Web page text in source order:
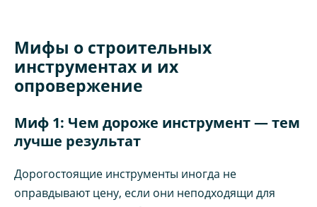
Мифы о строительных
инструментах и их
опровержение
Миф 1: Чем дороже инструмент — тем
лучше результат
Дорогостоящие инструменты иногда не
оправдывают цену, если они неподходящи для